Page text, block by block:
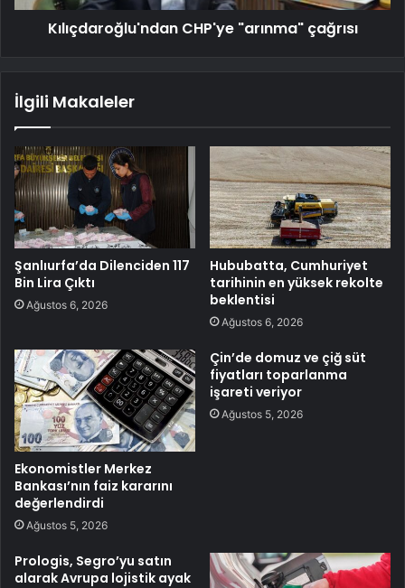
Kılıçdaroğlu'ndan CHP'ye "arınma" çağrısı
İlgili Makaleler
Şanlıurfa’da Dilenciden 117
Bin Lira Çıktı
Ağustos 6, 2026
Hububatta, Cumhuriyet
tarihinin en yüksek rekolte
beklentisi
Ağustos 6, 2026
Ekonomistler Merkez
Bankası’nın faiz kararını
değerlendirdi
Ağustos 5, 2026
Çin’de domuz ve çiğ süt
fiyatları toparlanma
işareti veriyor
Ağustos 5, 2026
Prologis, Segro’yu satın
alarak Avrupa lojistik ayak